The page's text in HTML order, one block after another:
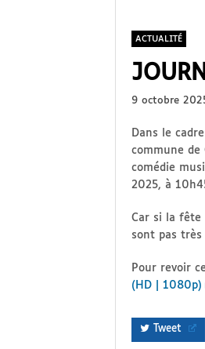
ACTUALITÉ
9 octobre
Dans le
commune de
comédie
2025, à
Car si la fête
sont pas
Pour revoir
(HD | 1080p)
Tweet